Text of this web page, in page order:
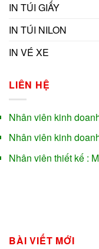
IN TÚI GIẤY
IN TÚI NILON
IN VÉ XE
LIÊN HỆ
Nhân viên kinh
Nhân viên kinh
Nhân viên thiết kế :
BÀI VIẾT MỚI